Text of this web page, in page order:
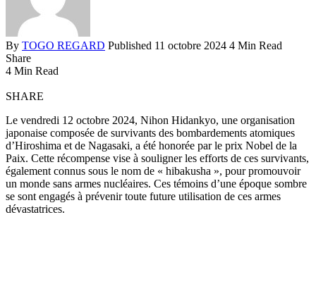
By TOGO REGARD Published 11 octobre 2024 4 Min Read
Share
4 Min Read
SHARE
Le vendredi 12 octobre 2024, Nihon Hidankyo, une organisation
japonaise composée de survivants des bombardements atomiques
d’Hiroshima et de Nagasaki, a été honorée par le prix Nobel de la
Paix. Cette récompense vise à souligner les efforts de ces survivants,
également connus sous le nom de « hibakusha », pour promouvoir
un monde sans armes nucléaires. Ces témoins d’une époque sombre
se sont engagés à prévenir toute future utilisation de ces armes
dévastatrices.